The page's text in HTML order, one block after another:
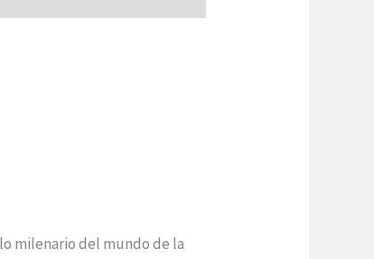
milenario del mundo de la